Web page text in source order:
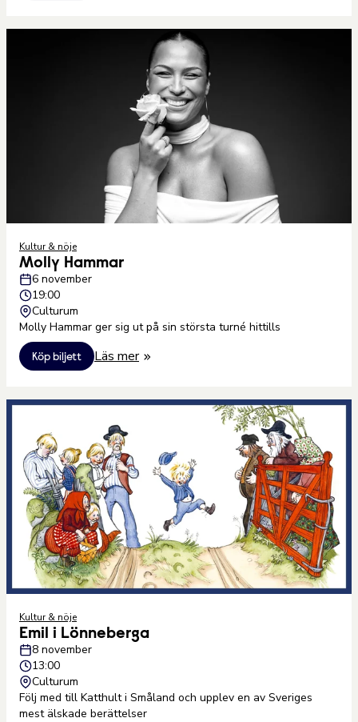
Kultur & nöje
Molly Hammar
6 november
19:00
Culturum
Molly Hammar ger sig ut på sin största turné hittills
Köp biljett Läs mer
Kultur & nöje
Emil i Lönneberga
8 november
13:00
Culturum
Följ med till Katthult i Småland och upplev en av Sveriges
mest älskade berättelser